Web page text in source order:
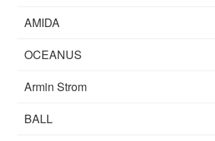
AMIDA
OCEANUS
Armin Strom
BALL